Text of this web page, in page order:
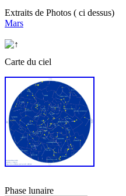
Extraits de Photos ( ci dessus)
Mars
Carte du ciel
Phase lunaire